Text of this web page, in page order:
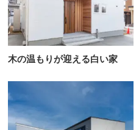
木の温もりが迎える白い家